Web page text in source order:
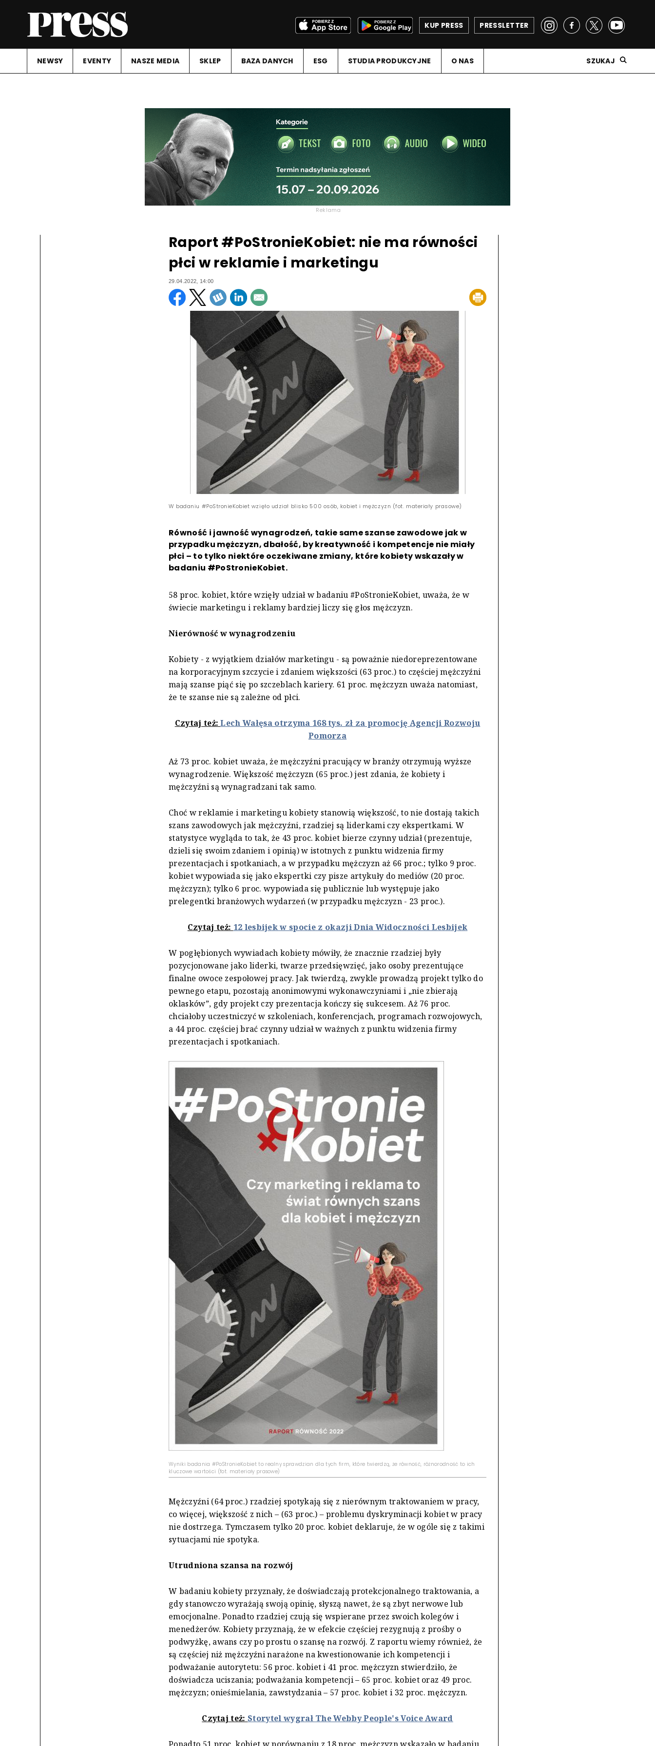
PRESSLETTER
KUP PRESS
NEWSY EVENTY NASZE MEDIA SKLEP BAZA DANYCH ESG STUDIA PRODUKCYJNE O NAS SZUKAJ
Reklama
Raport #PoStronieKobiet: nie ma równości
płci w reklamie i marketingu
29.04.2022, 14:00
W badaniu #PoStronieKobiet wzięło udział blisko 500 osób, kobiet i mężczyzn (fot. materiały prasowe)
Równość i jawność wynagrodzeń, takie same szanse zawodowe jak w
przypadku mężczyzn, dbałość, by kreatywność i kompetencje nie miały
płci – to tylko niektóre oczekiwane zmiany, które kobiety wskazały w
badaniu #PoStronieKobiet.
58 proc. kobiet, które wzięły udział w badaniu #PoStronieKobiet, uważa, że w
świecie marketingu i reklamy bardziej liczy się głos mężczyzn.
Nierówność w wynagrodzeniu
Kobiety - z wyjątkiem działów marketingu - są poważnie niedoreprezentowane
na korporacyjnym szczycie i zdaniem większości (63 proc.) to częściej mężczyźni
mają szanse piąć się po szczeblach kariery. 61 proc. mężczyzn uważa natomiast,
że te szanse nie są zależne od płci.
Czytaj też:Lech Wałęsa otrzyma 168 tys. zł za promocję Agencji Rozwoju
Pomorza
Aż 73 proc. kobiet uważa, że mężczyźni pracujący w branży otrzymują wyższe
wynagrodzenie. Większość mężczyzn (65 proc.) jest zdania, że kobiety i
mężczyźni są wynagradzani tak samo.
Choć w reklamie i marketingu kobiety stanowią większość, to nie dostają takich
szans zawodowych jak mężczyźni, rzadziej są liderkami czy ekspertkami. W
statystyce wygląda to tak, że 43 proc. kobiet bierze czynny udział (prezentuje,
dzieli się swoim zdaniem i opinią) w istotnych z punktu widzenia firmy
prezentacjach i spotkaniach, a w przypadku mężczyzn aż 66 proc.; tylko 9 proc.
kobiet wypowiada się jako ekspertki czy pisze artykuły do mediów (20 proc.
mężczyzn); tylko 6 proc. wypowiada się publicznie lub występuje jako
prelegentki branżowych wydarzeń (w przypadku mężczyzn - 23 proc.).
Czytaj też: 12 lesbijek w spocie z okazji Dnia Widoczności Lesbijek
W pogłębionych wywiadach kobiety mówiły, że znacznie rzadziej były
pozycjonowane jako liderki, twarze przedsięwzięć, jako osoby prezentujące
finalne owoce zespołowej pracy. Jak twierdzą, zwykle prowadzą projekt tylko do
pewnego etapu, pozostają anonimowymi wykonawczyniami i „nie zbierają
oklasków”, gdy projekt czy prezentacja kończy się sukcesem. Aż 76 proc.
chciałoby uczestniczyć w szkoleniach, konferencjach, programach rozwojowych,
a 44 proc. częściej brać czynny udział w ważnych z punktu widzenia firmy
prezentacjach i spotkaniach.
Wyniki badania #PoStronieKobiet to realny sprawdzian dla tych firm, które twierdzą, że równość, różnorodność to ich
kluczowe wartości (fot. materiały prasowe)
Mężczyźni (64 proc.) rzadziej spotykają się z nierównym traktowaniem w pracy,
co więcej, większość z nich – (63 proc.) – problemu dyskryminacji kobiet w pracy
nie dostrzega. Tymczasem tylko 20 proc. kobiet deklaruje, że w ogóle się z takimi
sytuacjami nie spotyka.
Utrudniona szansa na rozwój
W badaniu kobiety przyznały, że doświadczają protekcjonalnego traktowania, a
gdy stanowczo wyrażają swoją opinię, słyszą nawet, że są zbyt nerwowe lub
emocjonalne. Ponadto rzadziej czują się wspierane przez swoich kolegów i
menedżerów. Kobiety przyznają, że w efekcie częściej rezygnują z prośby o
podwyżkę, awans czy po prostu o szansę na rozwój. Z raportu wiemy również, że
są częściej niż mężczyźni narażone na kwestionowanie ich kompetencji i
podważanie autorytetu: 56 proc. kobiet i 41 proc. mężczyzn stwierdziło, że
doświadcza uciszania; podważania kompetencji – 65 proc. kobiet oraz 49 proc.
mężczyzn; onieśmielania, zawstydzania – 57 proc. kobiet i 32 proc. mężczyzn.
Czytaj też:Storytel wygrał The Webby People's Voice Award